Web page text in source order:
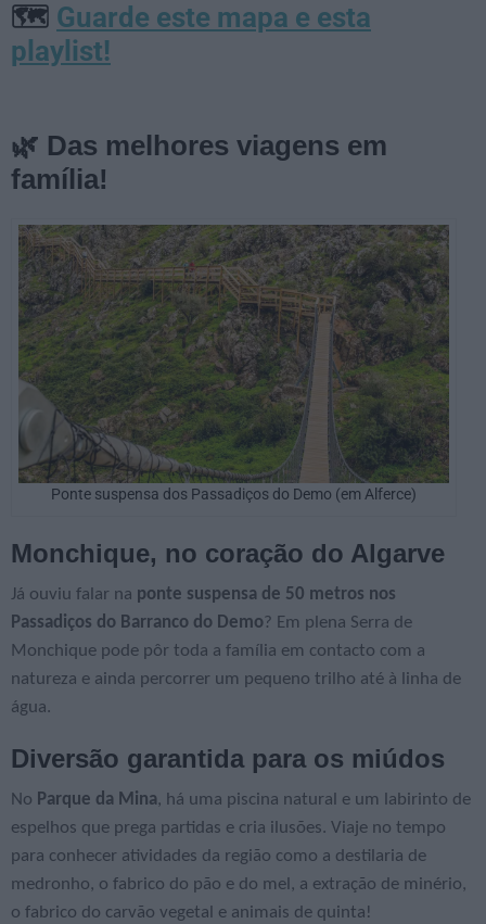
🗺️ Guarde este mapa e esta
playlist!
🌿 Das melhores viagens em
família!
Ponte suspensa dos Passadiços do Demo (em Alferce)
Monchique, no coração do Algarve
Já ouviu falar na ponte suspensa de 50 metros nos
Passadiços do Barranco do Demo? Em plena Serra de
Monchique pode pôr toda a família em contacto com a
natureza e ainda percorrer um pequeno trilho até à linha de
água.
Diversão garantida para os miúdos
No Parque da Mina, há uma piscina natural e um labirinto de
espelhos que prega partidas e cria ilusões. Viaje no tempo
para conhecer atividades da região como a destilaria de
medronho, o fabrico do pão e do mel, a extração de minério,
o fabrico do carvão vegetal e animais de quinta!